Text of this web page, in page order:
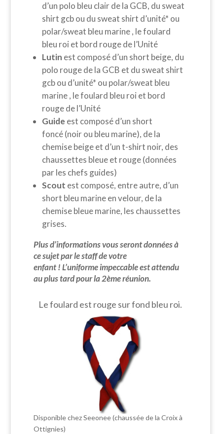
d’un polo bleu clair de la GCB, du sweat
shirt gcb ou du sweat shirt d’unité* ou
polar/sweat bleu marine , le foulard
bleu roi et bord rouge de l’Unité
Lutin est composé d’un short beige, du
polo rouge de la GCB et du sweat shirt
gcb ou d’unité* ou polar/sweat bleu
marine , le foulard bleu roi et bord
rouge de l’Unité
Guide est composé d’un short
foncé (noir ou bleu marine), de la
chemise beige et d’un t-shirt noir, des
chaussettes bleue et rouge (données
par les chefs guides)
Scout est composé, entre autre, d’un
short bleu marine en velour, de la
chemise bleue marine, les chaussettes
grises.
Plus d’informations vous seront données à
ce sujet par le staff de votre
enfant ! L’uniforme impeccable est attendu
au plus tard pour la 2ème réunion.
Le foulard est rouge sur fond bleu roi.
Disponible chez Seeonee (chaussée de la Croix à
Ottignies)